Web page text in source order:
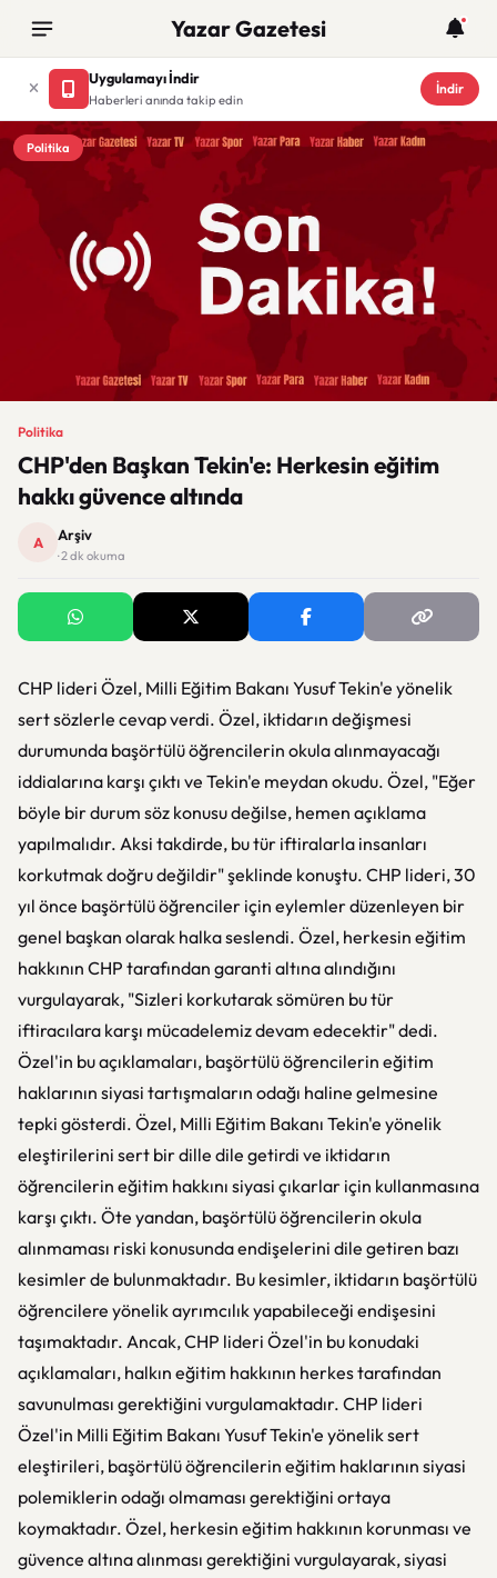
Yazar Gazetesi
Uygulamayı İndir
Haberleri anında takip edin
İndir
Politika
Politika
CHP'den Başkan Tekin'e: Herkesin eğitim
hakkı güvence altında
A Arşiv
· 2 dk okuma
CHP lideri Özel, Milli Eğitim Bakanı Yusuf Tekin'e yönelik
sert sözlerle cevap verdi. Özel, iktidarın değişmesi
durumunda başörtülü öğrencilerin okula alınmayacağı
iddialarına karşı çıktı ve Tekin'e meydan okudu. Özel, "Eğer
böyle bir durum söz konusu değilse, hemen açıklama
yapılmalıdır. Aksi takdirde, bu tür iftiralarla insanları
korkutmak doğru değildir" şeklinde konuştu. CHP lideri, 30
yıl önce başörtülü öğrenciler için eylemler düzenleyen bir
genel başkan olarak halka seslendi. Özel, herkesin eğitim
hakkının CHP tarafından garanti altına alındığını
vurgulayarak, "Sizleri korkutarak sömüren bu tür
iftiracılara karşı mücadelemiz devam edecektir" dedi.
Özel'in bu açıklamaları, başörtülü öğrencilerin eğitim
haklarının siyasi tartışmaların odağı haline gelmesine
tepki gösterdi. Özel, Milli Eğitim Bakanı Tekin'e yönelik
eleştirilerini sert bir dille dile getirdi ve iktidarın
öğrencilerin eğitim hakkını siyasi çıkarlar için kullanmasına
karşı çıktı. Öte yandan, başörtülü öğrencilerin okula
alınmaması riski konusunda endişelerini dile getiren bazı
kesimler de bulunmaktadır. Bu kesimler, iktidarın başörtülü
öğrencilere yönelik ayrımcılık yapabileceği endişesini
taşımaktadır. Ancak, CHP lideri Özel'in bu konudaki
açıklamaları, halkın eğitim hakkının herkes tarafından
savunulması gerektiğini vurgulamaktadır. CHP lideri
Özel'in Milli Eğitim Bakanı Yusuf Tekin'e yönelik sert
eleştirileri, başörtülü öğrencilerin eğitim haklarının siyasi
polemiklerin odağı olmaması gerektiğini ortaya
koymaktadır. Özel, herkesin eğitim hakkının korunması ve
güvence altına alınması gerektiğini vurgulayarak, siyasi